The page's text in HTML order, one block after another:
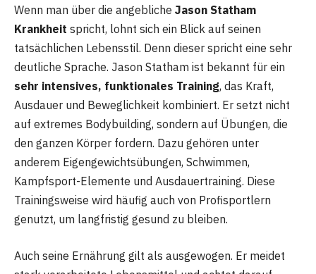
Wenn man über die angebliche Jason Statham
Krankheit spricht, lohnt sich ein Blick auf seinen
tatsächlichen Lebensstil. Denn dieser spricht eine sehr
deutliche Sprache. Jason Statham ist bekannt für ein
sehr intensives, funktionales Training, das Kraft,
Ausdauer und Beweglichkeit kombiniert. Er setzt nicht
auf extremes Bodybuilding, sondern auf Übungen, die
den ganzen Körper fordern. Dazu gehören unter
anderem Eigengewichtsübungen, Schwimmen,
Kampfsport-Elemente und Ausdauertraining. Diese
Trainingsweise wird häufig auch von Profisportlern
genutzt, um langfristig gesund zu bleiben.
Auch seine Ernährung gilt als ausgewogen. Er meidet